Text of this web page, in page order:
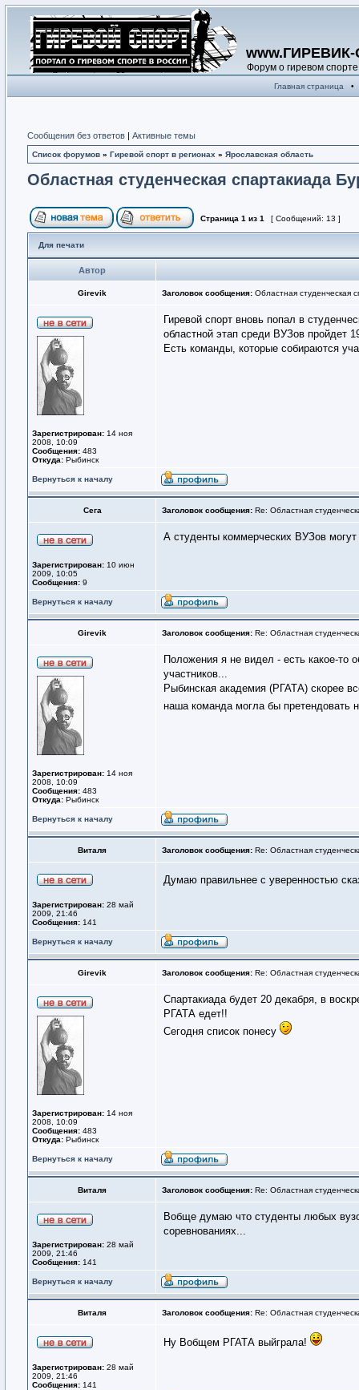
Форум о гиревом спорте
Главная страница •
Сообщения без ответов | Активные темы
Список форумов » Гиревой спорт в регионах » Ярославская область
Областная студенческая спартакиада
Страница 1 из 1 [ Сообщений: 13 ]
Для печати
Автор
Girevik Заголовок сообщения: Областная студенческая
Зарегистрирован: 14 ноя
2008, 10:09
Сообщения: 483
Откуда: Рыбинск
Гиревой спорт вновь попал в
областной этап среди ВУЗов пройдет
Есть команды, которые собираются
Вернуться к началу
Сега Заголовок сообщения: Re: Областная
Зарегистрирован: 10 июн
2009, 10:05
Сообщения: 9
А студенты коммерческих ВУЗов
Вернуться к началу
Girevik Заголовок сообщения: Re: Областная
Зарегистрирован: 14 ноя
2008, 10:09
Сообщения: 483
Откуда: Рыбинск
Положения я не видел - есть какое-то
участников...
Рыбинская академия (РГАТА) скорее
наша команда могла бы претендовать
Вернуться к началу
Виталя Заголовок сообщения: Re: Областная
Зарегистрирован: 28 май
2009, 21:46
Сообщения: 141
Думаю правильнее с уверенностью
Вернуться к началу
Girevik Заголовок сообщения: Re: Областная
Зарегистрирован: 14 ноя
2008, 10:09
Сообщения: 483
Откуда: Рыбинск
Спартакиада будет 20 декабря, в
РГАТА едет!!
Сегодня список понесу
Вернуться к началу
Виталя Заголовок сообщения: Re: Областная
Зарегистрирован: 28 май
2009, 21:46
Сообщения: 141
Вобще думаю что студенты любых
соревнованиях...
Вернуться к началу
Виталя Заголовок сообщения: Re: Областная
Зарегистрирован: 28 май
2009, 21:46
Сообщения: 141
Ну Вобщем РГАТА выйграла!